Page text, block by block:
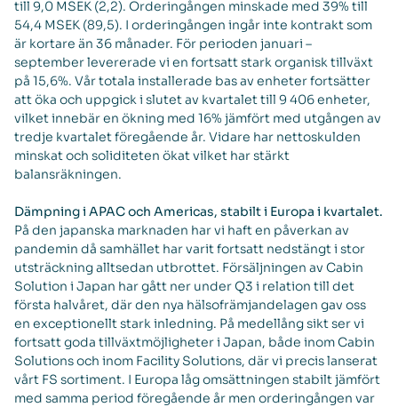
till 9,0 MSEK (2,2). Orderingången minskade med 39% till
54,4 MSEK (89,5). I orderingången ingår inte kontrakt som
är kortare än 36 månader. För perioden januari –
september levererade vi en fortsatt stark organisk tillväxt
på 15,6%. Vår totala installerade bas av enheter fortsätter
att öka och uppgick i slutet av kvartalet till 9 406 enheter,
vilket innebär en ökning med 16% jämfört med utgången av
tredje kvartalet föregående år. Vidare har nettoskulden
minskat och soliditeten ökat vilket har stärkt
balansräkningen.
Dämpning i APAC och Americas, stabilt i Europa i kvartalet.
På den japanska marknaden har vi haft en påverkan av
pandemin då samhället har varit fortsatt nedstängt i stor
utsträckning alltsedan utbrottet. Försäljningen av Cabin
Solution i Japan har gått ner under Q3 i relation till det
första halvåret, där den nya hälsofrämjandelagen gav oss
en exceptionellt stark inledning. På medellång sikt ser vi
fortsatt goda tillväxtmöjligheter i Japan, både inom Cabin
Solutions och inom Facility Solutions, där vi precis lanserat
vårt FS sortiment. I Europa låg omsättningen stabilt jämfört
med samma period föregående år men orderingången var